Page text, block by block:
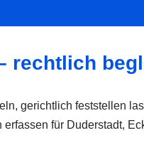
rechtlich
gerichtlich feststellen
für Duderstadt,